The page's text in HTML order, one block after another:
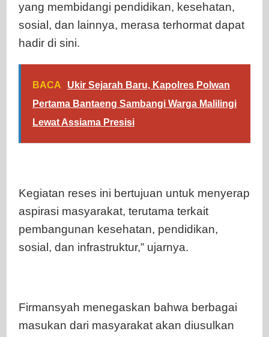
yang membidangi pendidikan, kesehatan,
sosial, dan lainnya, merasa terhormat dapat
hadir di sini.
BACA
Ukir Sejarah Baru, Kapolres Polwan
Pertama Bantaeng Sambangi Warga Malilingi
Lewat Assiama Presisi
Kegiatan reses ini bertujuan untuk menyerap
aspirasi masyarakat, terutama terkait
pembangunan kesehatan, pendidikan,
sosial, dan infrastruktur,” ujarnya.
Firmansyah menegaskan bahwa berbagai
masukan dari masyarakat akan diusulkan